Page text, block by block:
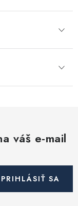
váš e-mail
PRIHLÁSIŤ SA